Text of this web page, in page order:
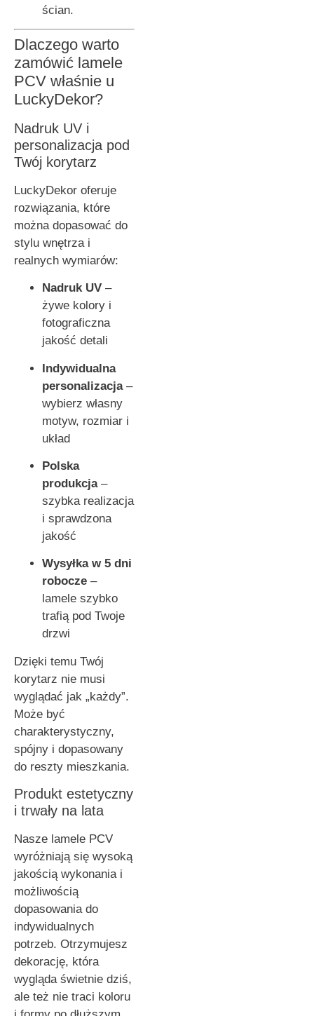
ścian.
Dlaczego warto
zamówić lamele
PCV właśnie u
LuckyDekor?
Nadruk UV i
personalizacja pod
Twój korytarz
LuckyDekor oferuje
rozwiązania, które
można dopasować do
stylu wnętrza i
realnych wymiarów:
Nadruk UV –
żywe kolory i
fotograficzna
jakość detali
Indywidualna
personalizacja–
wybierz własny
motyw, rozmiar i
układ
Polska
produkcja–
szybka realizacja
i sprawdzona
jakość
Wysyłka w 5 dni
robocze –
lamele szybko
trafią pod Twoje
drzwi
Dzięki temu Twój
korytarz nie musi
wyglądać jak „każdy”.
Może być
charakterystyczny,
spójny i dopasowany
do reszty mieszkania.
Produkt estetyczny
i trwały na lata
Nasze lamele PCV
wyróżniają się wysoką
jakością wykonania i
możliwością
dopasowania do
indywidualnych
potrzeb. Otrzymujesz
dekorację, która
wygląda świetnie dziś,
ale też nie traci koloru